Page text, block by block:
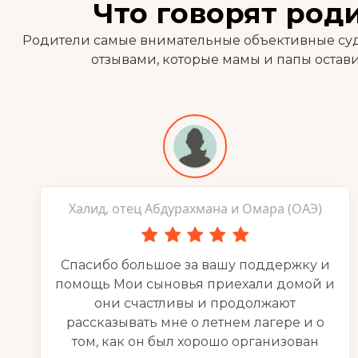
Что говорят
Родители самые внимательные объективные
отзывами, которые мамы и папы
Халид, отец Абдурахмана и Омара (ОАЭ)
Спасибо большое за вашу поддержку и
помощь Мои сыновья приехали домой и
они счастливы и продолжают
рассказывать мне о летнем лагере и о
том, как он был хорошо организован